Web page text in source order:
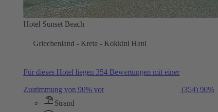
Hotel Sunset Beach
Griechenland - Kreta - Kokkini Hani
Für dieses Hotel liegen 354 Bewertungen mit einer
Zustimmung von 90% vor (354) 90%
Strand